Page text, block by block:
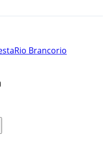
Rio Brancorio